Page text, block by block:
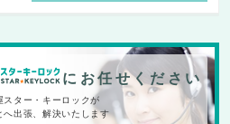
にお任せください
スター・キーロックが
へ出張、解決いたします